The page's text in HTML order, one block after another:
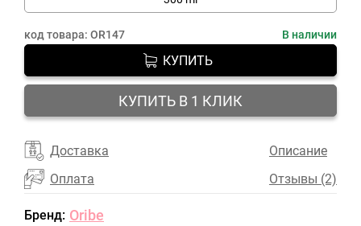
код товара: OR147 В наличии
КУПИТЬ
КУПИТЬ В 1 КЛИК
Доставка
Оплата
Описание
Отзывы (2)
Бренд: Oribe